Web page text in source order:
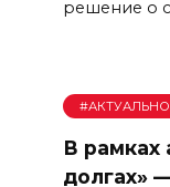
решение о
#АКТУАЛЬНО
В рамках
долгах»